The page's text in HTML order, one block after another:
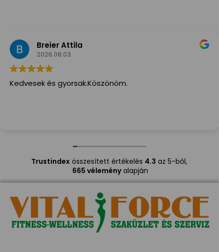
Breier Attila
2026.08.03.
Kedvesek és gyorsak.Köszönöm.
Trustindexösszesített értékelés 4.3 az 5-ből,
665 véleményalapján